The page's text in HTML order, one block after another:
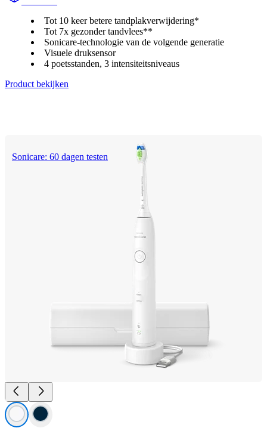
Tot 10 keer betere tandplakverwijdering*
Tot 7x gezonder tandvlees**
Sonicare-technologie van de volgende generatie
Visuele druksensor
4 poetsstanden, 3 intensiteitsniveaus
Product bekijken
Sonicare: 60 dagen testen